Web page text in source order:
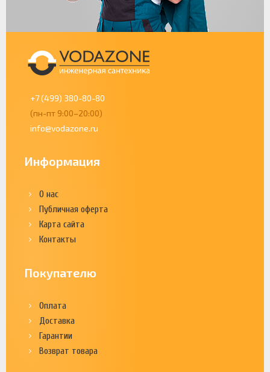
+7 (499) 380-80-80
(пн-пт 9:00–20:00)
info@vodazone.ru
Информация
О нас
Публичная оферта
Карта сайта
Контакты
Покупателю
Оплата
Доставка
Гарантии
Возврат товара